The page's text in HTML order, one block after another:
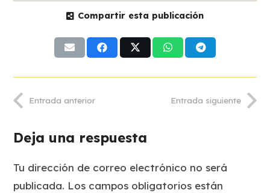
Compartir esta publicación
Entrada anterior Entrada siguiente
Deja una respuesta
Tu dirección de correo electrónico no será
publicada. Los campos obligatorios están